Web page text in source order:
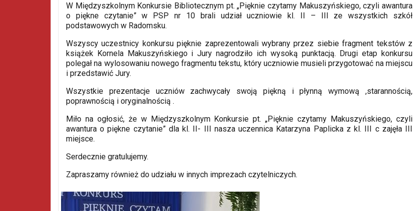
W Międzyszkolnym Konkursie Bibliotecznym pt. „Pięknie czytamy Makuszyńskiego, czyli awantura
o piękne czytanie” w PSP nr 10 brali udział uczniowie kl. II – III ze wszystkich szkół
podstawowych w Radomsku.
Wszyscy uczestnicy konkursu pięknie zaprezentowali wybrany przez siebie fragment tekstów z
książek Kornela Makuszyńskiego i Jury nagrodziło ich wysoką punktacją. Drugi etap konkursu
polegał na wylosowaniu nowego fragmentu tekstu, który uczniowie musieli przygotować na miejscu
i przedstawić Jury.
Wszystkie prezentacje uczniów zachwycały swoją piękną i płynną wymową ,starannością,
poprawnością i oryginalnością .
Miło na ogłosić, że w Międzyszkolnym Konkursie pt. „Pięknie czytamy Makuszyńskiego, czyli
awantura o piękne czytanie” dla kl. II- III nasza uczennica Katarzyna Paplicka z kl. III c zajęła III
miejsce.
Serdecznie gratulujemy.
Zapraszamy również do udziału w innych imprezach czytelniczych.